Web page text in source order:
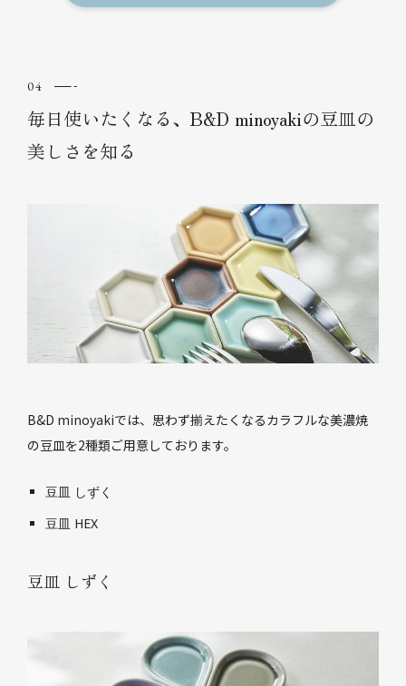
毎日使いたくなる、B&D minoyakiの豆皿の
美しさを知る
B&D minoyakiでは、思わず揃えたくなるカラフルな美濃焼
の豆皿を2種類ご用意しております。
豆皿 しずく
豆皿 HEX
豆皿 しずく